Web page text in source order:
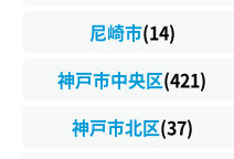
尼崎市(14)
神戸市中央区(421)
神戸市北区(37)